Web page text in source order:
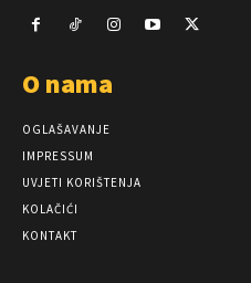
O nama
OGLAŠAVANJE
IMPRESSUM
UVJETI KORIŠTENJA
KOLAČIĆI
KONTAKT